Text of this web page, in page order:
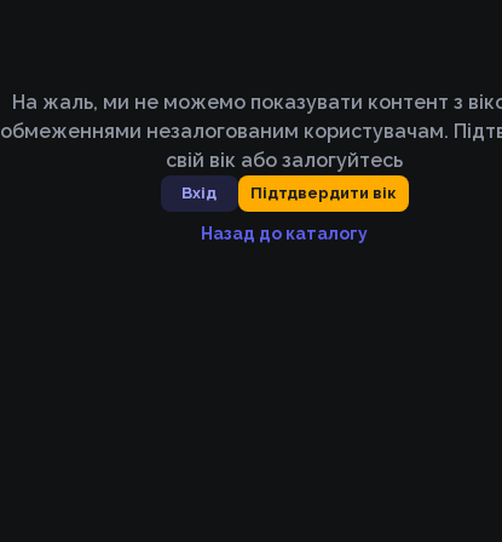
На жаль, ми не можемо показувати контент з
обмеженнями незалогованим користувачам.
свій вік або залогуйтесь
Вхід Підтдвердити вік
Назад до каталогу